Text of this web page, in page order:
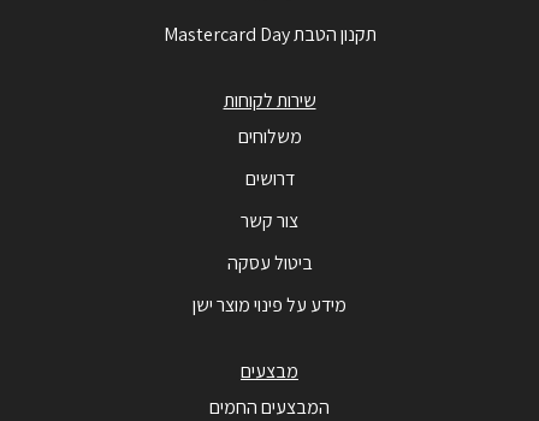
תקנון הטבת Mastercard Day
שירות לקוחות
משלוחים
דרושים
צור קשר
ביטול עסקה
מידע על פינוי מוצר ישן
מבצעים
המבצעים החמים